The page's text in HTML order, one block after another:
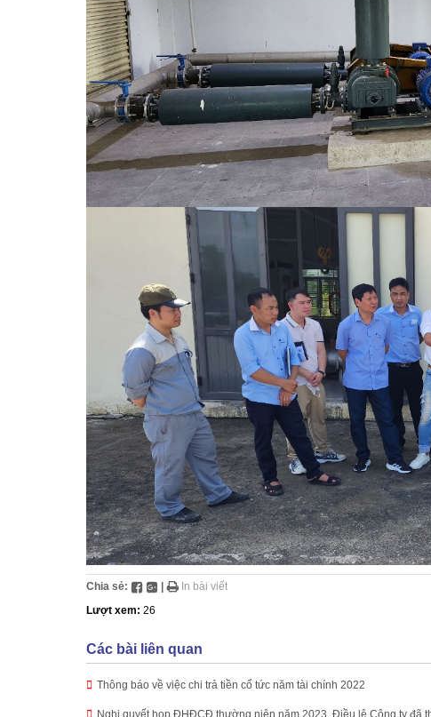
Chia sẻ: |
In bài viết
Lượt xem: 26
Các bài liên quan
Thông báo về việc chi trả tiền cổ tức năm tài chính 2022
Nghị quyết họp ĐHĐCĐ thường niên năm 2023, Điều lệ Công ty đã